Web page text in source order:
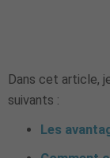
Dans cet article,
suivants :
Les